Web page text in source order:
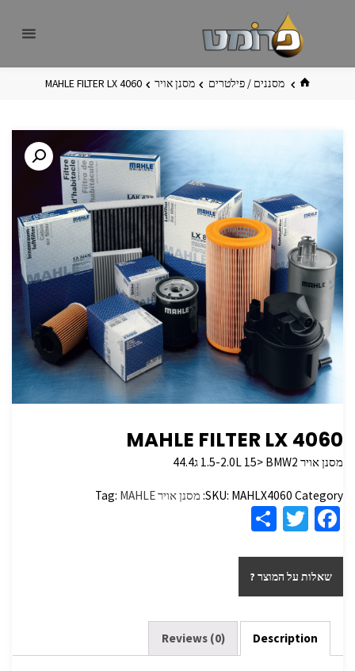
בית מסננים / פילטרים מסנן אויר MAHLE FILTER LX 4060
MAHLE FILTER LX 4060
מסנן אויר 1.5-2.0L 15> BMW2 ג44.4
SKU: MAHLX4060 Category: מסנן אויר Tag: MAHLE
Fa
b
o
o
k
T
tt
er
ar
e
שאלות על המוצר ?
Description
Reviews (0)